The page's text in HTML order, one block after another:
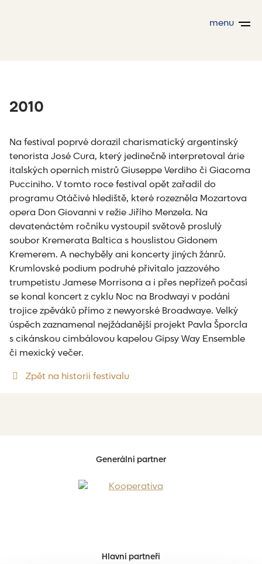
menu
2010
Na festival poprvé dorazil charismatický argentinský
tenorista José Cura, který jedinečně interpretoval árie
italských operních mistrů Giuseppe Verdiho či Giacoma
Pucciniho. V tomto roce festival opět zařadil do
programu Otáčivé hlediště, které rozezněla Mozartova
opera Don Giovanni v režie Jiřího Menzela. Na
devatenáctém ročníku vystoupil světově proslulý
soubor Kremerata Baltica s houslistou Gidonem
Kremerem. A nechyběly ani koncerty jiných žánrů.
Krumlovské podium podruhé přivítalo jazzového
trumpetistu Jamese Morrisona a i přes nepřízeň počasí
se konal koncert z cyklu Noc na Brodwayi v podání
trojice zpěváků přímo z newyorské Broadwaye. Velký
úspěch zaznamenal nejžádanější projekt Pavla Šporcla
s cikánskou cimbálovou kapelou Gipsy Way Ensemble
či mexický večer.
Zpět na historii festivalu
Generální partner
Hlavní partneři